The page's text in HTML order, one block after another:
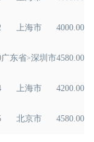
上海市 4000.00
广东省>深圳市4580.00
上海市 4200.00
北京市 4580.00